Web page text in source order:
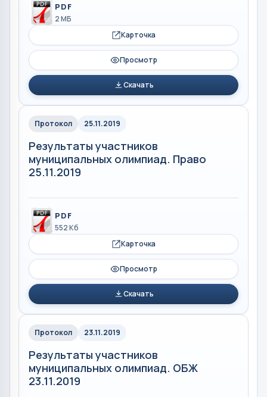
PDF
2 МБ
Карточка
Просмотр
Скачать
Протокол 25.11.2019
Результаты участников
муниципальных олимпиад. Право
25.11.2019
PDF
552 Кб
Карточка
Просмотр
Скачать
Протокол 23.11.2019
Результаты участников
муниципальных олимпиад. ОБЖ
23.11.2019